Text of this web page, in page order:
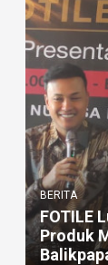
BERITA
FOTILE
Produk